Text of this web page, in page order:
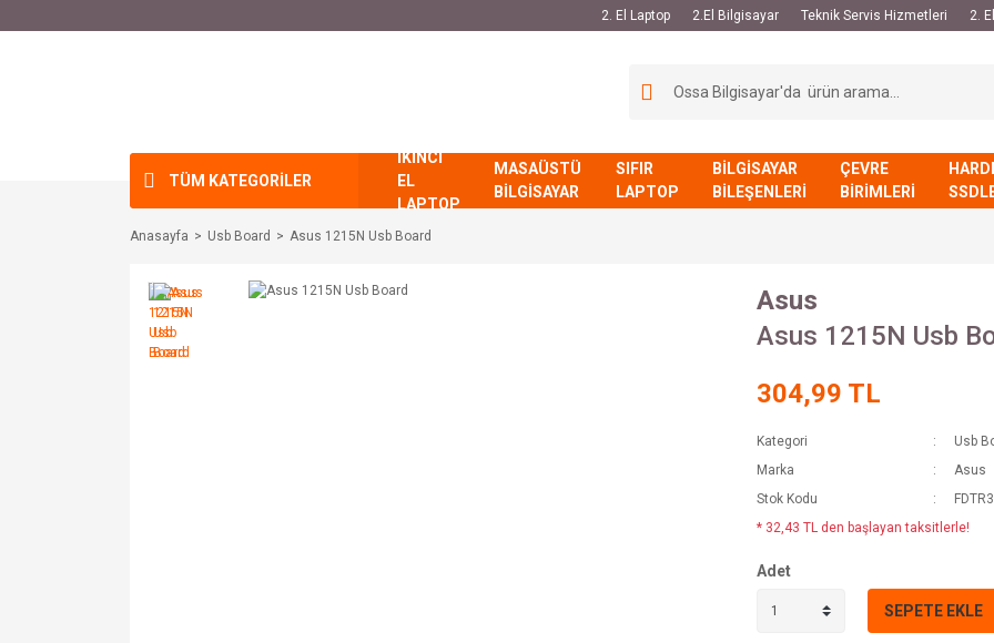
2. El Laptop 2.El Bilgisayar Teknik Servis Hizmetleri 2.
TÜM KATEGORİLER
İKİNCİ
EL
LAPTOP
MASAÜSTÜ
BİLGİSAYAR
SIFIR
LAPTOP
BİLGİSAYAR
BİLEŞENLERİ
ÇEVRE
BİRİMLERİ
Anasayfa Usb Board Asus 1215N Usb Board
Asus
Asus 1215N Usb
304,99 TL
Kategori
Usb
Marka
Asus
Stok Kodu
* 32,43 TL den başlayan taksitlerle!
Adet
SEPETE EKLE